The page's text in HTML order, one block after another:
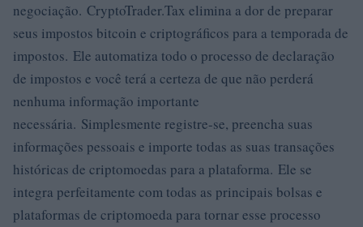
negociação. CryptoTrader.Tax elimina a dor de preparar
seus impostos bitcoin e criptográficos para a temporada de
impostos. Ele automatiza todo o processo de declaração
de impostos e você terá a certeza de que não perderá
nenhuma informação importante
necessária. Simplesmente registre-se, preencha suas
informações pessoais e importe todas as suas transações
históricas de criptomoedas para a plataforma. Ele se
integra perfeitamente com todas as principais bolsas e
plataformas de criptomoeda para tornar esse processo